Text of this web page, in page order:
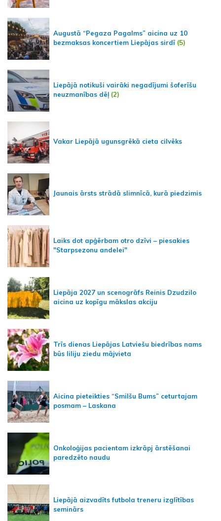
Augustā “Pegaza Pagalms” aicina uz 10
bezmaksas koncertiem Liepājas sirdī (5)
Liepājā notikuši vairāki negadījumi šoferīšu
neuzmanības dēļ (2)
Vakar Liepājā ugunsgrēkā cieta cilvēks
Jaunais ārsts strādā slimnīcā, kurā piedzimis
Laiks dot apģērbam otro dzīvi – piesakies
"Starpsezonu andelei"
Liepāja 2027 un scenogrāfs Reinis Dzudzilo
aicina uz kopīgu mākslas akciju
Trīs dienas Liepājas Latviešu biedrības nams
būs liliju ziedu mājvieta
Aicina pieteikties “Smilšu Bums” ceturtajam
posmam – Laskana
Onkoloģijas pacientam izkrāpj ārstēšanai
paredzēto naudu
Liepājā aizvadīts futbola treneru izglītības
seminārs